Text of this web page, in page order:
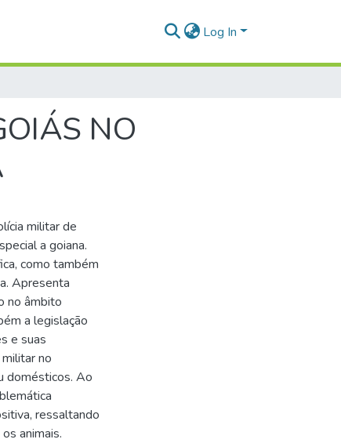
Log In
NO
militar de
a goiana.
como também
Apresenta
no âmbito
a legislação
e suas
no
domésticos. Ao
ressaltando
animais.